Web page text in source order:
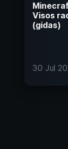
Visos
(gidas)
30 Jul